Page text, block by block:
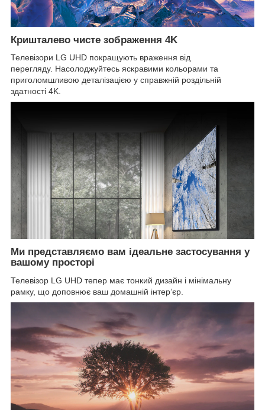
Кришталево чисте зображення 4K
Телевізори LG UHD покращують враження від
перегляду. Насолоджуйтесь яскравими кольорами та
приголомшливою деталізацією у справжній роздільній
здатності 4K.
Ми представляємо вам ідеальне застосування у
вашому просторі
Телевізор LG UHD тепер має тонкий дизайн і мінімальну
рамку, що доповнює ваш домашній інтер’єр.